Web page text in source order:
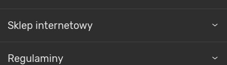
Sklep internetowy
Regulaminy